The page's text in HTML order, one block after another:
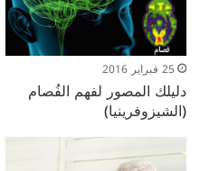
25 فبراير 2016
دليلك المصور لفهم الفُصام
(الشيزوفرينيا)